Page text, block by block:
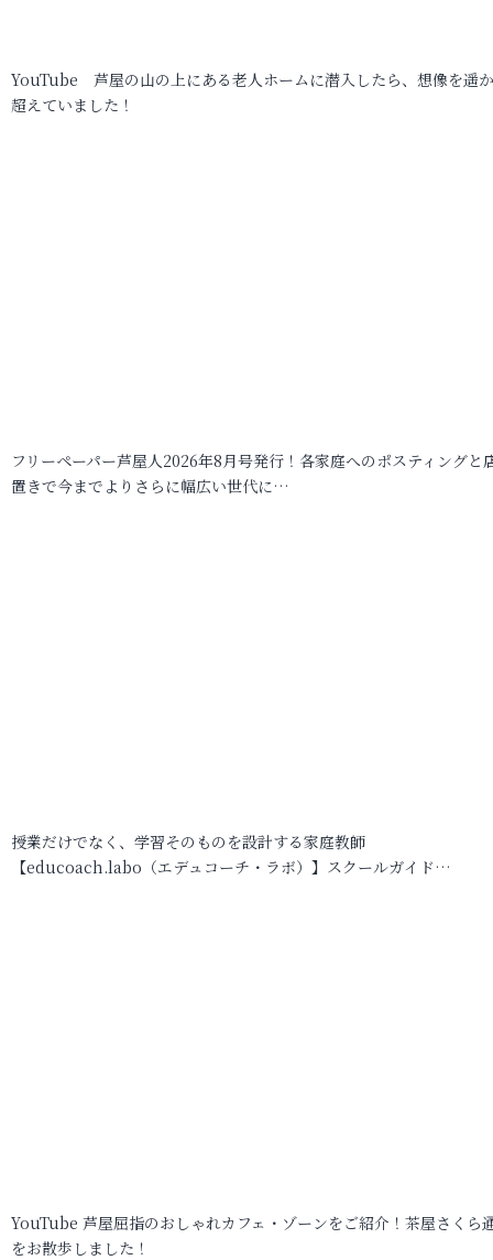
YouTube 芦屋の山の上にある老人ホームに潜入したら、想像を遥
超えていました！
フリーペーパー芦屋人2026年8月号発行！各家庭へのポスティングと
置きで今までよりさらに幅広い世代に…
授業だけでなく、学習そのものを設計する家庭教師
【educoach.labo（エデュコーチ・ラボ）】スクールガイド…
YouTube 芦屋屈指のおしゃれカフェ・ゾーンをご紹介！茶屋さくら
をお散歩しました！